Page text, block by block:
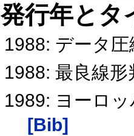
発行年と
1988: データ
1988: 最良線
1989: ヨーロ
[Bib]